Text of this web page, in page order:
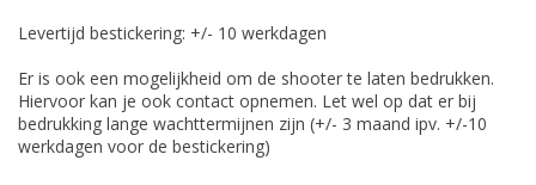
Levertijd bestickering: +/- 10 werkdagen
Er is ook een mogelijkheid om de shooter te laten bedrukken.
Hiervoor kan je ook contact opnemen. Let wel op dat er bij
bedrukking lange wachttermijnen zijn (+/- 3 maand ipv. +/-10
werkdagen voor de bestickering)